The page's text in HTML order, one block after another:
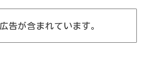
告が含まれています。